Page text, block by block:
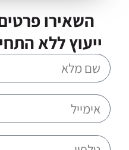
השאירו פרטים
ייעוץ ללא